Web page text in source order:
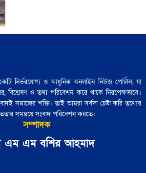
৪৮ হাজার পুলিশ সদস্য নির্বাচনী প্রশিক্ষণ
সম্পন্ন: পুলিশ সদর দপ্তর
জামায়াতের চূড়ান্ত প্রার্থী তালিকা শিগগিরই
ঘোষণা করবেন শফিকুর রহমান
নির্ভরযোগ্য ও আধুনিক অনলাইন নিউজ পোর্টাল, যা
বিশ্লেষণ ও তথ্য পরিবেশন করে থাকে নিরপেক্ষভাবে।
সমাজের শক্তি। তাই আমরা সর্বদা চেষ্টা করি তথ্যের
সমন্বয়ে সংবাদ পরিবেশন করতে।
সম্পাদক
এম এম বশির আহমাদ